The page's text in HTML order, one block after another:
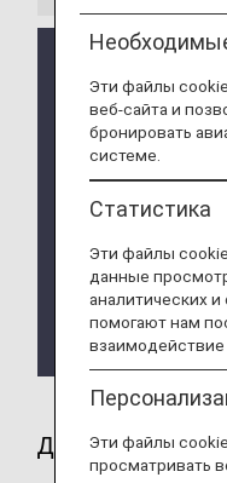
Повышение
бронировании.
обратитесь на
Премиальное
Star Alliance
авиакомпанией
рейсов с датой
года. Более
найти в разделе
Airlines (OZ)».
Доступные
Эти файлы
веб-сайта и
бронировать
системе.
Статистика
Эти файлы
данные
аналитических и
помогают нам
взаимодействие
Эти файлы
просматривать